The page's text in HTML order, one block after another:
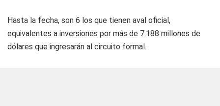
Hasta la fecha, son 6 los que tienen aval oficial,
equivalentes a inversiones por más de 7.188 millones de
dólares que ingresarán al circuito formal.